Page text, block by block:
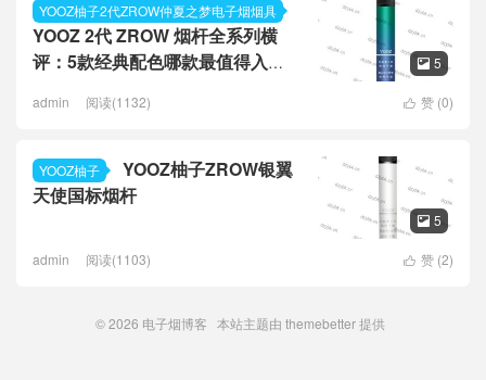
YOOZ柚子2代ZROW仲夏之梦电子烟烟具
YOOZ 2代 ZROW 烟杆全系列横
评：5款经典配色哪款最值得入
 5
 赞 (0)
admin 阅读(1132)
YOOZ柚子
YOOZ柚子ZROW银翼
天使国标烟杆
 5
 赞 (2)
admin 阅读(1103)
© 2026 电子烟博客 本站主题由 themebetter提供